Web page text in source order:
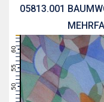
05813.001
49
50
51
52
53
54
55
56
57
58
59
60
61
62
63